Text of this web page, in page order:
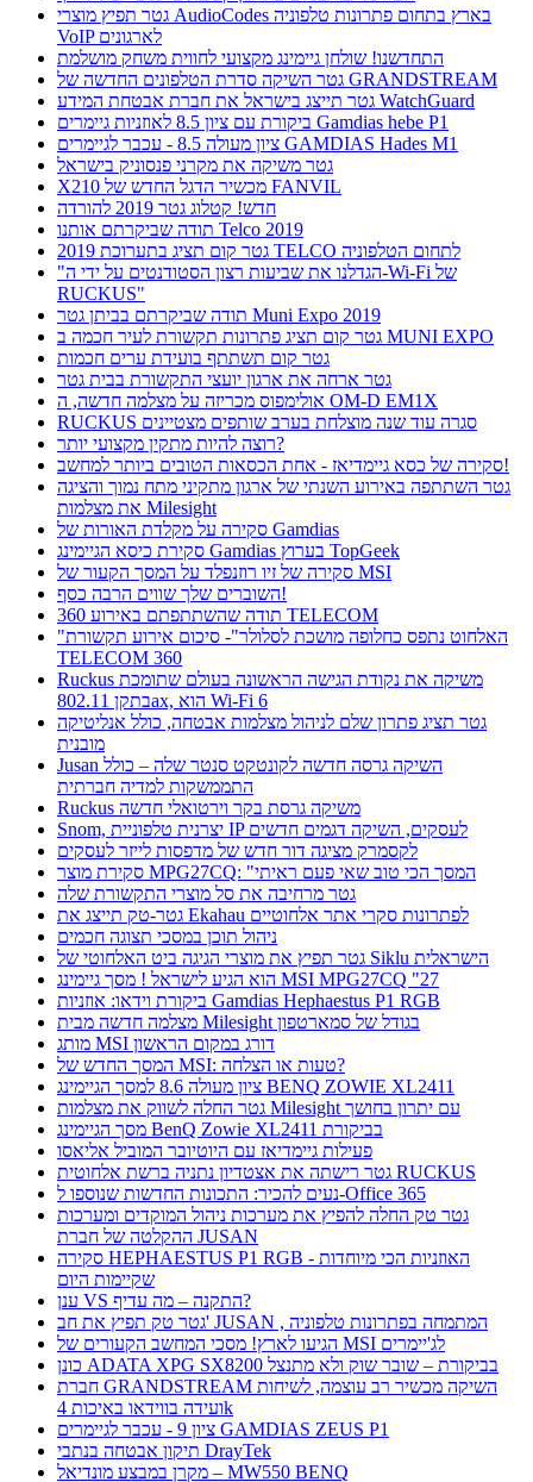
גטר תפיץ מוצרי AudioCodes בארץ בתחום פתרונות טלפוניה
VoIP לארגונים
התחדשנו! שולחן גיימינג מקצועי לחווית משחק מושלמת
גטר השיקה סדרת הטלפונים החדשה של GRANDSTREAM
גטר תייצג בישראל את חברת אבטחת המידע WatchGuard
ביקורת עם ציון 8.5 לאוזניות גיימרים Gamdias hebe P1
ציון מעולה 8.5 - עכבר לגיימרים GAMDIAS Hades M1
גטר משיקה את מקרני פנסוניק בישראל
X210 מכשיר הדגל החדש של FANVIL
חדש! קטלוג גטר 2019 להורדה
תודה שביקרתם אותנו Telco 2019
גטר קום תציג בתערוכת 2019 TELCO לתחום הטלפוניה
"הגדלנו את שביעות רצון הסטודנטים על ידי ה-Wi-Fi של
RUCKUS"
תודה שביקרתם בביתן גטר Muni Expo 2019
גטר קום תציג פתרונות תקשורת לעיר חכמה ב MUNI EXPO
גטר קום תשתתף בועידת ערים חכמות
גטר ארחה את ארגון יועצי התקשורת בבית גטר
אולימפוס מכריזה על מצלמה חדשה, ה OM-D EM1X
RUCKUS סגרה עוד שנה מוצלחת בערב שותפים מצטיינים
רוצה להיות מתקין מקצועי יותר?
סקירה של כסא גיימדיאז - אחת הכסאות הטובים ביותר למחשב!
גטר השתתפה באירוע השנתי של ארגון מתקיני מתח נמוך והציגה
את מצלמות Milesight
סקירה על מקלדת האורות של Gamdias
סקירת כיסא הגיימינג Gamdias בערוץ TopGeek
סקירה של זיו רוזנפלד על המסך הקעור של MSI
השוברים שלך שווים הרבה כסף!
תודה שהשתתפתם באירוע 360 TELECOM
"האלחוט נתפס כחלופה מושכת לסלולר"- סיכום אירוע תקשורת
TELECOM 360
Ruckus משיקה את נקודת הגישה הראשונה בעולם שתומכת
בתקן 802.11ax, הוא Wi-Fi 6
גטר תציג פתרון שלם לניהול מצלמות אבטחה, כולל אנליטיקה
מובנית
Jusan השיקה גרסה חדשה לקונטקט סנטר שלה – כולל
התממשקות למדיה חברתית
Ruckus משיקה גרסת בקר וירטואלי חדשה
Snom, יצרנית טלפוניית IP לעסקים, השיקה דגמים חדשים
לקסמרק מציגה דור חדש של מדפסות לייזר לעסקים
סקירת מוצר MPG27CQ: "המסך הכי טוב שאי פעם ראיתי
גטר מרחיבה את סל מוצרי התקשורת שלה
גטר-טק תייצג את Ekahau לפתרונות סקרי אתר אלחוטיים
ניהול תוכן במסכי תצוגה חכמים
גטר תפיץ את מוצרי הגיגה ביט האלחוטי של Siklu הישראלית
הוא הגיע לישראל ! מסך גיימינג MSI MPG27CQ "27
ביקורת וידאו: אוזניות Gamdias Hephaestus P1 RGB
מצלמה חדשה מבית Milesight בגודל של סמארטפון
מותג MSI דורג במקום הראשון
המסך החדש של MSI: טעות או הצלחה?
ציון מעולה 8.6 למסך הגיימינג BENQ ZOWIE XL2411
גטר החלה לשווק את מצלמות Milesight עם יתרון בחושך
מסך הגיימינג BenQ Zowie XL2411 בביקורת
פעילות גיימדיאז עם היוטיובר המוביל אליאסו
גטר רישתה את אצטדיון נתניה ברשת אלחוטית RUCKUS
נעים להכיר: התכונות החדשות שנוספו ל-Office 365
גטר טק החלה להפיץ את מערכות ניהול המוקדים ומערכות
ההקלטה של חברת JUSAN
סקירה HEPHAESTUS P1 RGB - האוזניות הכי מיוחדות
שקיימות היום
ענן VS התקנה – מה עדיף?
גטר טק תפיץ את חב' JUSAN , המתמחה בפתרונות טלפוניה
הגיעו לארץ! מסכי המחשב הקעורים של MSI לג'יימרים
כונן ADATA XPG SX8200 בביקורת – שובר שוק ולא מתנצל
חברת GRANDSTREAM השיקה מכשיר רב עוצמה, לשיחות
ועידה בווידאו באיכות 4k
ציון 9 - עכבר לגיימרים GAMDIAS ZEUS P1
תיקון אבטחה בנתבי DrayTek
מקרן במבצע מונדיאל – MW550 BENQ